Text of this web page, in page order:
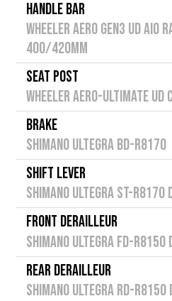
HANDLE BAR
WHEELER AERO GEN3 UD AIO
400/420mm
SEAT POST
WHEELER AERO-ULTIMATE UD
BRAKE
SHIMANO ULTEGRA BD-R8170
SHIFT LEVER
SHIMANO ULTEGRA ST-R8170
FRONT DERAILLEUR
SHIMANO ULTEGRA FD-R8150
REAR DERAILLEUR
SHIMANO ULTEGRA RD-R8150